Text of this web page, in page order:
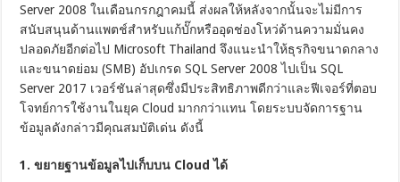
Server 2008 ในเดือนกรกฎาคมนี้ ส่งผลให้หลังจากนั้นจะไม่มีการ
สนับสนุนด้านแพตช์สำหรับแก้บั๊กหรืออุดช่องโหว่ด้านความมั่นคง
ปลอดภัยอีกต่อไป Microsoft Thailand จึงแนะนำให้ธุรกิจขนาดกลาง
และขนาดย่อม (SMB) อัปเกรด SQL Server 2008 ไปเป็น SQL
Server 2017 เวอร์ชันล่าสุดซึ่งมีประสิทธิภาพดีกว่าและฟีเจอร์ที่ตอบ
โจทย์การใช้งานในยุค Cloud มากกว่าแทน โดยระบบจัดการฐาน
ข้อมูลดังกล่าวมีคุณสมบัติเด่น ดังนี้
1. ขยายฐานข้อมูลไปเก็บบน Cloud ได้